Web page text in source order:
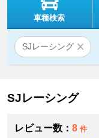
車種検索
SJレーシング
SJレーシング
レビュー数： 8 件